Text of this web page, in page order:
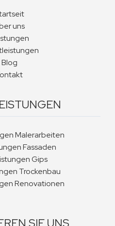
uns
Blog
Malerarbeiten
Fassaden
Gips
Trockenbau
Renovationen
SIE UNS